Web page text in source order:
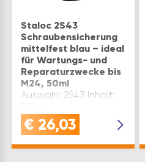
Staloc 2S43
Schraubensicherung
mittelfest blau – ideal
für Wartungs- und
Reparaturzwecke bis
M24, 50ml
Auswahl: 2S43 Inhalt:
€ 26,03